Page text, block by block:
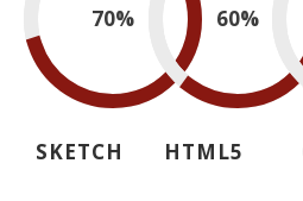
70%
SKETCH
60%
HTML5